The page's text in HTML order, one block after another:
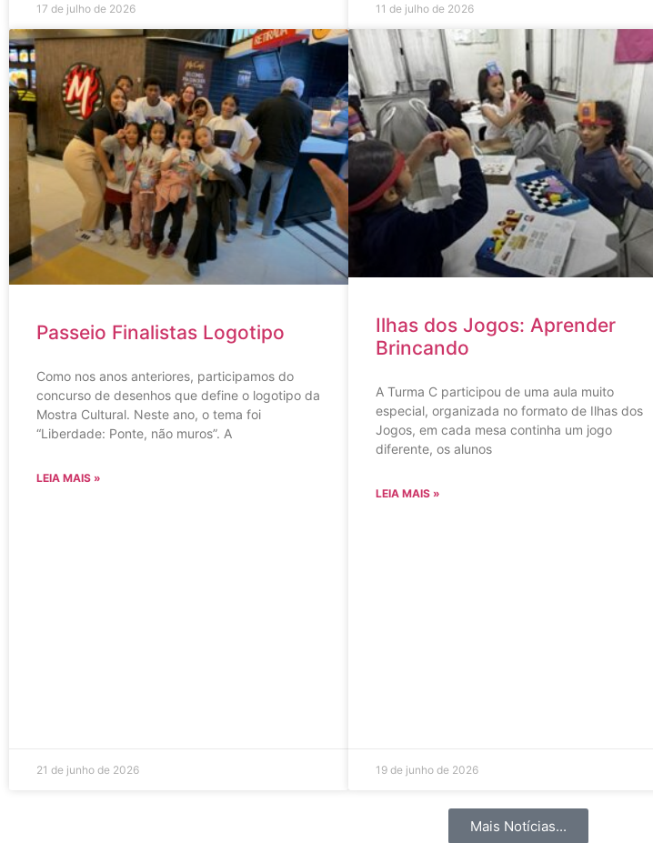
17 de julho de 2026 11 de julho de 2026
Passeio Finalistas Logotipo
Como nos anos anteriores, participamos do
concurso de desenhos que define o logotipo da
Mostra Cultural. Neste ano, o tema foi
“Liberdade: Ponte, não muros”. A
LEIA MAIS »
21 de junho de 2026
Ilhas dos Jogos: Aprender
Brincando
A Turma C participou de uma aula muito
especial, organizada no formato de Ilhas dos
Jogos, em cada mesa continha um jogo
diferente, os alunos
LEIA MAIS »
19 de junho de 2026
Mais Notícias...